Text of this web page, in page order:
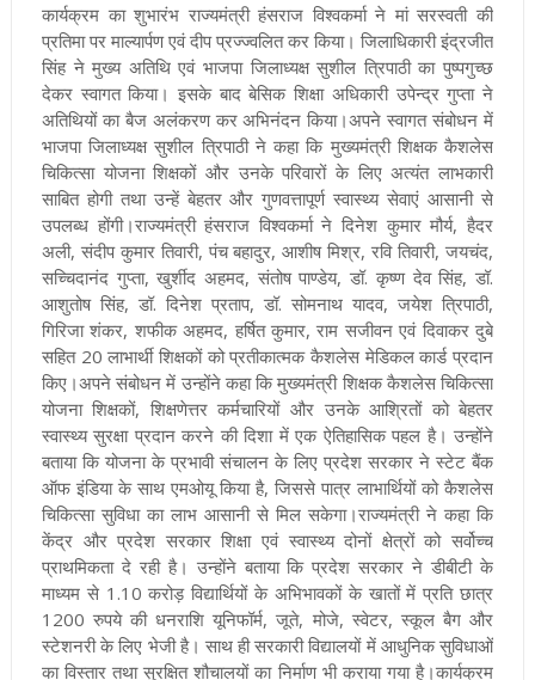
कार्यक्रम का शुभारंभ राज्यमंत्री हंसराज विश्वकर्मा ने मां सरस्वती की
प्रतिमा पर माल्यार्पण एवं दीप प्रज्ज्वलित कर किया। जिलाधिकारी इंद्रजीत
सिंह ने मुख्य अतिथि एवं भाजपा जिलाध्यक्ष सुशील त्रिपाठी का पुष्पगुच्छ
देकर स्वागत किया। इसके बाद बेसिक शिक्षा अधिकारी उपेन्द्र गुप्ता ने
अतिथियों का बैज अलंकरण कर अभिनंदन किया।अपने स्वागत संबोधन में
भाजपा जिलाध्यक्ष सुशील त्रिपाठी ने कहा कि मुख्यमंत्री शिक्षक कैशलेस
चिकित्सा योजना शिक्षकों और उनके परिवारों के लिए अत्यंत लाभकारी
साबित होगी तथा उन्हें बेहतर और गुणवत्तापूर्ण स्वास्थ्य सेवाएं आसानी से
उपलब्ध होंगी।राज्यमंत्री हंसराज विश्वकर्मा ने दिनेश कुमार मौर्य, हैदर
अली, संदीप कुमार तिवारी, पंच बहादुर, आशीष मिश्र, रवि तिवारी, जयचंद,
सच्चिदानंद गुप्ता, खुर्शीद अहमद, संतोष पाण्डेय, डॉ. कृष्ण देव सिंह, डॉ.
आशुतोष सिंह, डॉ. दिनेश प्रताप, डॉ. सोमनाथ यादव, जयेश त्रिपाठी,
गिरिजा शंकर, शफीक अहमद, हर्षित कुमार, राम सजीवन एवं दिवाकर दुबे
सहित 20 लाभार्थी शिक्षकों को प्रतीकात्मक कैशलेस मेडिकल कार्ड प्रदान
किए।अपने संबोधन में उन्होंने कहा कि मुख्यमंत्री शिक्षक कैशलेस चिकित्सा
योजना शिक्षकों, शिक्षणेत्तर कर्मचारियों और उनके आश्रितों को बेहतर
स्वास्थ्य सुरक्षा प्रदान करने की दिशा में एक ऐतिहासिक पहल है। उन्होंने
बताया कि योजना के प्रभावी संचालन के लिए प्रदेश सरकार ने स्टेट बैंक
ऑफ इंडिया के साथ एमओयू किया है, जिससे पात्र लाभार्थियों को कैशलेस
चिकित्सा सुविधा का लाभ आसानी से मिल सकेगा।राज्यमंत्री ने कहा कि
केंद्र और प्रदेश सरकार शिक्षा एवं स्वास्थ्य दोनों क्षेत्रों को सर्वोच्च
प्राथमिकता दे रही है। उन्होंने बताया कि प्रदेश सरकार ने डीबीटी के
माध्यम से 1.10 करोड़ विद्यार्थियों के अभिभावकों के खातों में प्रति छात्र
1200 रुपये की धनराशि यूनिफॉर्म, जूते, मोजे, स्वेटर, स्कूल बैग और
स्टेशनरी के लिए भेजी है। साथ ही सरकारी विद्यालयों में आधुनिक सुविधाओं
का विस्तार तथा सुरक्षित शौचालयों का निर्माण भी कराया गया है।कार्यक्रम